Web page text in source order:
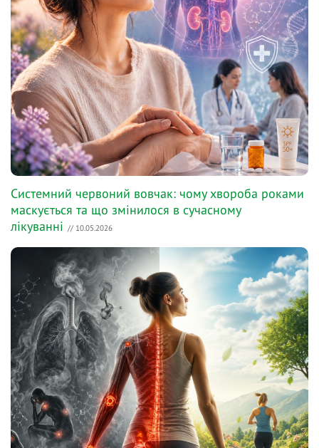
Системний червоний вовчак: чому хвороба роками
маскується та що змінилося в сучасному
лікуванні // 10.05.2026